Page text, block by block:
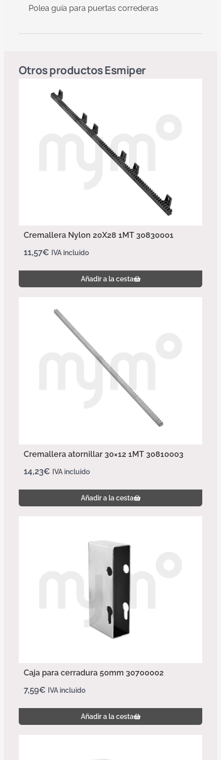
Polea guía para puertas correderas
Otros productosEsmiper
Cremallera Nylon 20X28 1MT 30830001
11,57€ IVA incluido
Añadir a la cesta
Cremallera atornillar 30×12 1MT 30810003
14,23€ IVA incluido
Añadir a la cesta
Caja para cerradura 50mm 30700002
7,59€ IVA incluido
Añadir a la cesta